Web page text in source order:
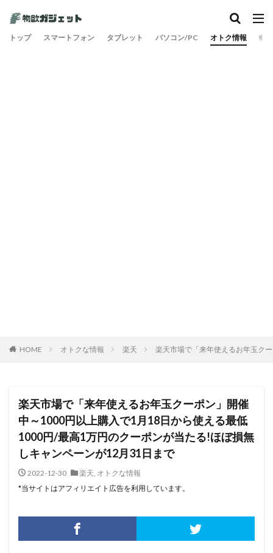
トップ スマートフォン タブレット パソコン/PC オトク情報 旅
HOME オトクな情報 楽天 楽天市場で「来年使えるお年玉ク
楽天市場で「来年使えるお年玉クーポン」開催
中～1000円以上購入で1月18日から使える最低
1000円/最高1万円のクーポンが当たる!ほぼ損無
しキャンペーンが12月31日まで
2022-12-30 楽天, オトクな情報
*当サイトはアフィリエイト広告を利用しています。
カテゴリー